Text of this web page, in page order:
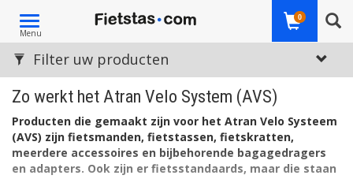
Toggle
navigation
Menu
0
Zo werkt het Atran Velo System (AVS)
Producten die gemaakt zijn voor het Atran Velo Systeem
(AVS) zijn fietsmanden, fietstassen, fietskratten,
meerdere accessoires en bijbehorende bagagedragers
en adapters. Ook zijn er fietsstandaards, maar die staan
Filter uw producten